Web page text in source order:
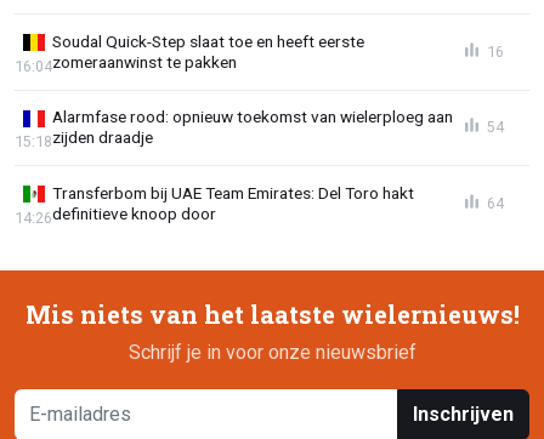
Soudal Quick-Step slaat toe en heeft eerste
zomeraanwinst te pakken
16:04
16
Alarmfase rood: opnieuw toekomst van wielerploeg aan
zijden draadje
15:18
54
Transferbom bij UAE Team Emirates: Del Toro hakt
definitieve knoop door
14:26
64
Mis niets van het laatste wielernieuws!
Schrijf je in voor onze nieuwsbrief
Inschrijven